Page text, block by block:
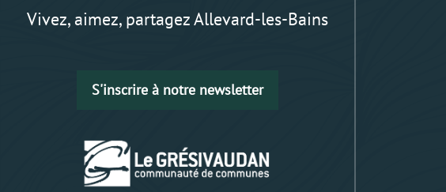
Vivez, aimez, partagez Allevard-les-Bains
S'inscrire à notre newsletter